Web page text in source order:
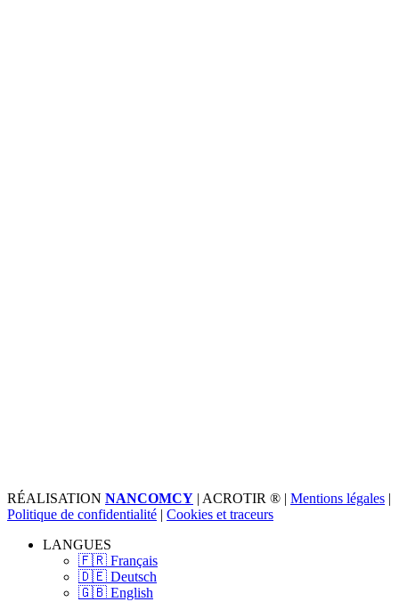
RÉALISATION NANCOMCY | ACROTIR ® | Mentions légales |
Politique de confidentialité | Cookies et traceurs
LANGUES
🇫🇷 Français
🇩🇪 Deutsch
🇬🇧 English